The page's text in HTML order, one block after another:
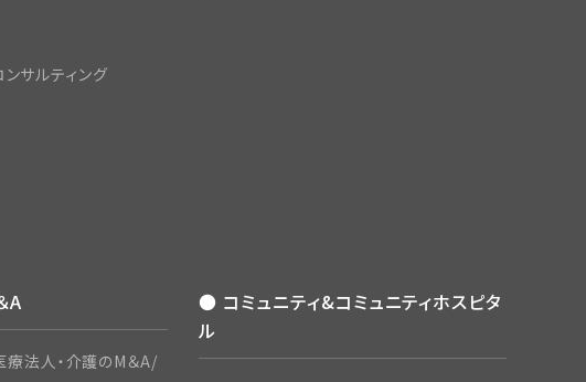
サルティング
A
療法人・介護のM＆A/
● コミュニティ&コミュニティホスピタ
ル